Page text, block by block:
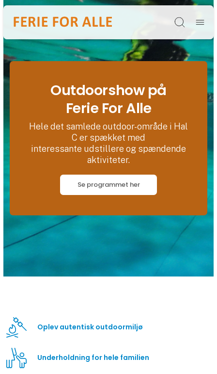
Søg
Outdoorshow på
Ferie For Alle
Hele det samlede outdoor-område i Hal
C er spækket med
interessante udstillere og spændende
aktiviteter.
Se programmet her
Oplev autentisk outdoormiljø
Underholdning for hele familien